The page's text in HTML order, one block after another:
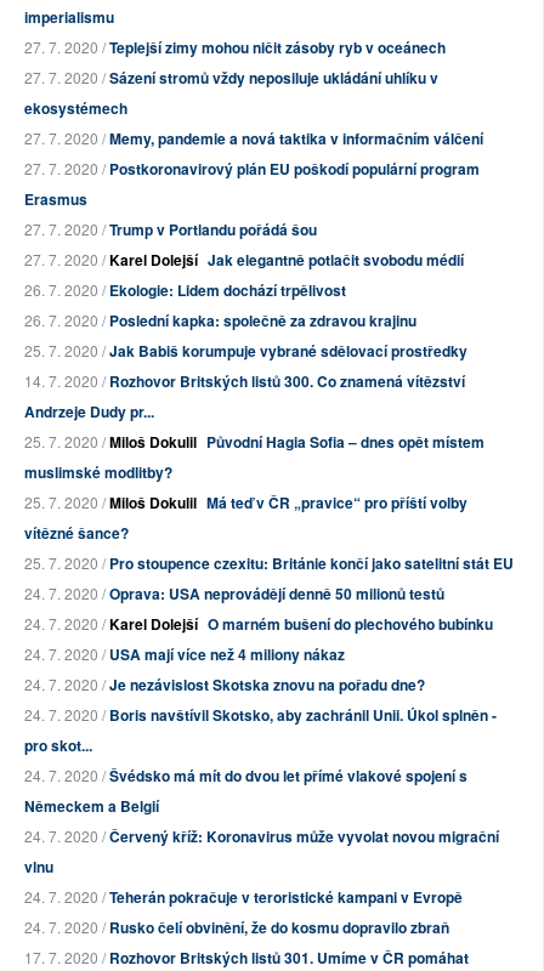
imperialismu
27. 7. 2020 /Teplejší zimy mohou ničit zásoby ryb v oceánech
27. 7. 2020 /Sázení stromů vždy neposiluje ukládání uhlíku v
ekosystémech
27. 7. 2020 /Memy, pandemie a nová taktika v informačním válčení
27. 7. 2020 /Postkoronavirový plán EU poškodí populární program
Erasmus
27. 7. 2020 /Trump v Portlandu pořádá šou
27. 7. 2020 /Karel Dolejší Jak elegantně potlačit svobodu médií
26. 7. 2020 /Ekologie: Lidem dochází trpělivost
26. 7. 2020 /Poslední kapka: společně za zdravou krajinu
25. 7. 2020 /Jak Babiš korumpuje vybrané sdělovací prostředky
14. 7. 2020 /Rozhovor Britských listů 300. Co znamená vítězství
Andrzeje Dudy pr...
25. 7. 2020 /Miloš Dokulil Původní Hagia Sofia – dnes opět místem
muslimské modlitby?
25. 7. 2020 /Miloš Dokulil Má teď v ČR „pravice“ pro příští volby
vítězné šance?
25. 7. 2020 /Pro stoupence czexitu: Británie končí jako satelitní stát EU
24. 7. 2020 /Oprava: USA neprovádějí denně 50 milionů testů
24. 7. 2020 /Karel Dolejší O marném bušení do plechového bubínku
24. 7. 2020 /USA mají více než 4 miliony nákaz
24. 7. 2020 /Je nezávislost Skotska znovu na pořadu dne?
24. 7. 2020 /Boris navštívil Skotsko, aby zachránil Unii. Úkol splněn -
pro skot...
24. 7. 2020 /Švédsko má mít do dvou let přímé vlakové spojení s
Německem a Belgií
24. 7. 2020 /Červený kříž: Koronavirus může vyvolat novou migrační
vlnu
24. 7. 2020 /Teherán pokračuje v teroristické kampani v Evropě
24. 7. 2020 /Rusko čelí obvinění, že do kosmu dopravilo zbraň
17. 7. 2020 /Rozhovor Britských listů 301. Umíme v ČR pomáhat